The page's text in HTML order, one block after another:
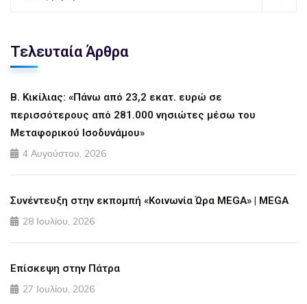
Τελευταία Άρθρα
Β. Κικίλιας: «Πάνω από 23,2 εκατ. ευρώ σε
περισσότερους από 281.000 νησιώτες μέσω του
Μεταφορικού Ισοδυνάμου»
4 Αυγούστου, 2026
Συνέντευξη στην εκπομπή «Κοινωνία Ώρα MEGA» | MEGA
28 Ιουλίου, 2026
Επίσκεψη στην Πάτρα
27 Ιουλίου, 2026